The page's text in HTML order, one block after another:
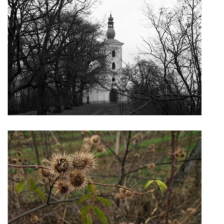
Ivančice, 664 91
Contact:
Petr Kudláček
Tel.: +420_77_67_09_017
© 2026 eStránky.cz |Updated: 2026-07-30